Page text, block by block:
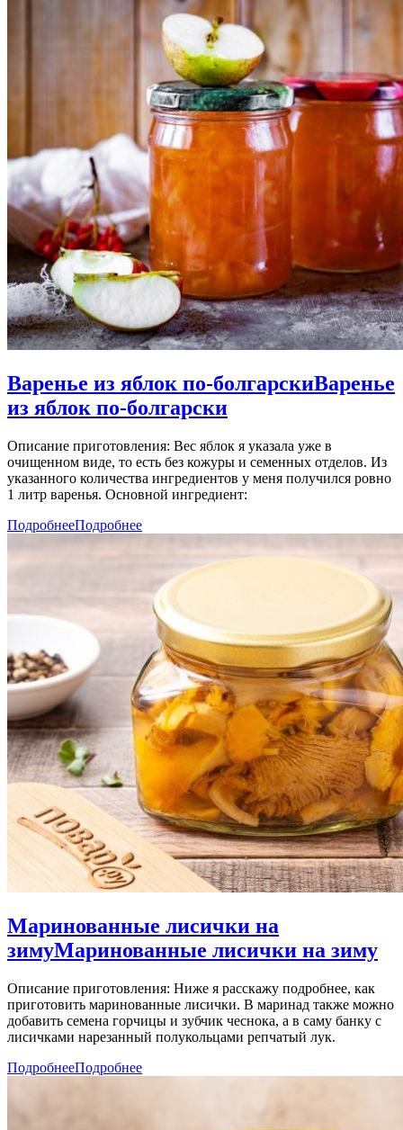
Варенье из яблок по-болгарскиВаренье
из яблок по-болгарски
Описание приготовления: Вес яблок я указала уже в
очищенном виде, то есть без кожуры и семенных отделов. Из
указанного количества ингредиентов у меня получился ровно
1 литр варенья. Основной ингредиент:
ПодробнееПодробнее
Маринованные лисички на
зимуМаринованные лисички на зиму
Описание приготовления: Ниже я расскажу подробнее, как
приготовить маринованные лисички. В маринад также можно
добавить семена горчицы и зубчик чеснока, а в саму банку с
лисичками нарезанный полукольцами репчатый лук.
ПодробнееПодробнее